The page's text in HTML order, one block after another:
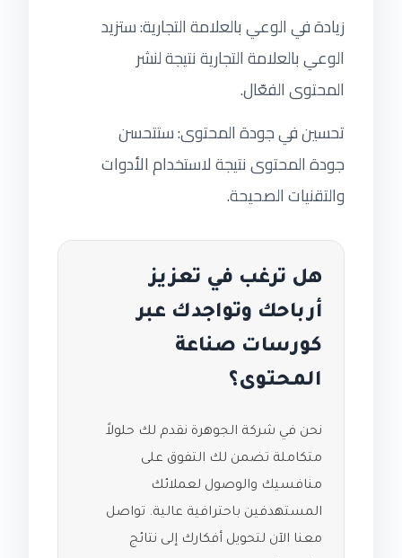
زيادة في الوعي بالعلامة التجارية: ستزيد
الوعي بالعلامة التجارية نتيجة لنشر
المحتوى الفعّال.
تحسين في جودة المحتوى: ستتحسن
جودة المحتوى نتيجة لاستخدام الأدوات
والتقنيات الصحيحة.
هل ترغب في تعزيز
أرباحك وتواجدك عبر
كورسات صناعة
المحتوى؟
نحن في شركة الجوهرة نقدم لك حلولاً
متكاملة تضمن لك التفوق على
منافسيك والوصول لعملائك
المستهدفين باحترافية عالية. تواصل
معنا الآن لتحويل أفكارك إلى نتائج